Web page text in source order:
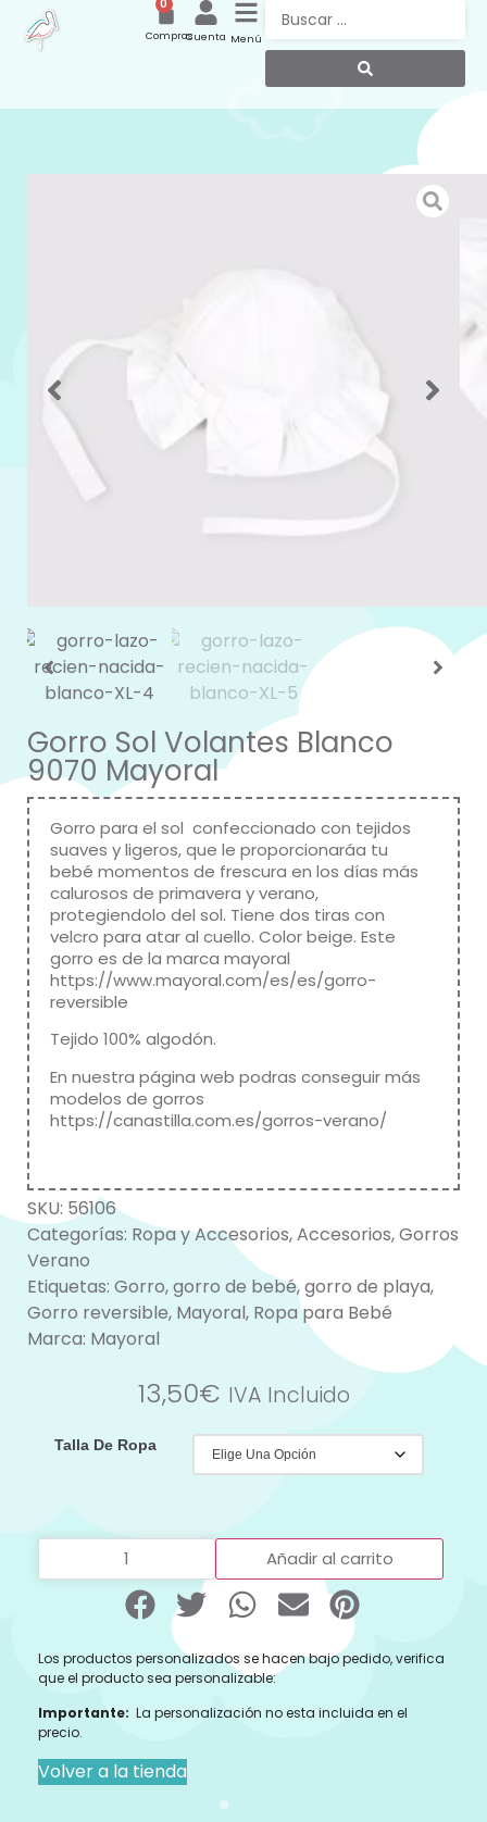
Menú
Cuenta
0
Compras
Gorro Sol Volantes Blanco
9070 Mayoral
Gorro para el sol confeccionado con tejidos
suaves y ligeros, que le proporcionaráa tu
bebé momentos de frescura en los días más
calurosos de primavera y verano,
protegiendolo del sol. Tiene dos tiras con
velcro para atar al cuello. Color beige. Este
gorro es de la marca mayoral
https://www.mayoral.com/es/es/gorro-
reversible
Tejido 100% algodón.
En nuestra página web podras conseguir más
modelos de gorros
https://canastilla.com.es/gorros-verano/
SKU: 56106
Categorías: Ropa y Accesorios,Accesorios,Gorros
Verano
Etiquetas: Gorro,gorro de bebé,gorro de playa,
Gorro reversible, Mayoral, Ropa para Bebé
Marca: Mayoral
13,50€ IVA Incluido
Talla De Ropa
Añadir al carrito
Los productos personalizados se hacen bajo pedido, verifica
que el producto sea personalizable:
Importante: La personalización no esta incluida en el
precio.
Volver a la tienda